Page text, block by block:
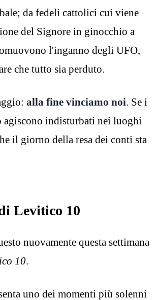
da fedeli cattolici cui viene
del Signore in ginocchio a
l'inganno degli UFO,
che tutto sia perduto.
alla fine vinciamo noi. Se i
agiscono indisturbati nei luoghi
il giorno della resa dei conti sta
Levitico 10
nuovamente questa settimana
10.
uno dei momenti più solenni